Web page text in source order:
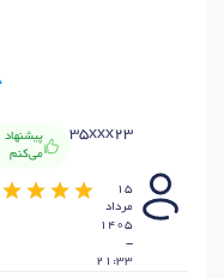
35xxx23
پیشنهاد
می‌کنم
15
مرداد
1405
-
21:33